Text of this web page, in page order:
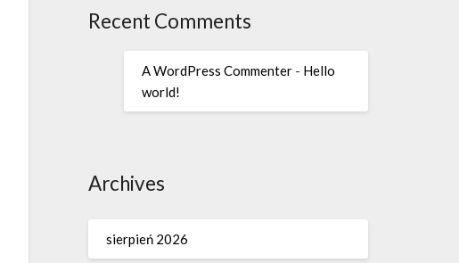
Recent Comments
A WordPress Commenter- Hello
world!
Archives
sierpień 2026